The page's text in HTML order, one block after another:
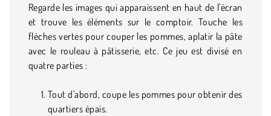
Regarde les images qui apparaissent en haut de l'écran
et trouve les éléments sur le comptoir. Touche les
flèches vertes pour couper les pommes, aplatir la pâte
avec le rouleau à pâtisserie, etc. Ce jeu est divisé en
quatre parties :
Tout d'abord, coupe les pommes pour obtenir des
quartiers épais.